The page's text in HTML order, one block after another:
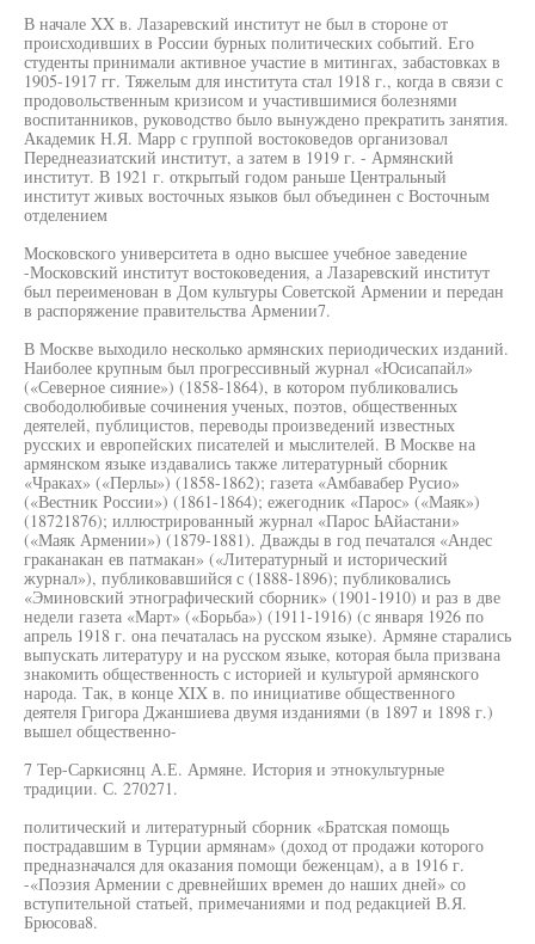
В начале XX в. Лазаревский институт не был в стороне от
происходивших в России бурных политических событий. Его
студенты принимали активное участие в митингах, забастовках в
1905-1917 гг. Тяжелым для института стал 1918 г., когда в связи с
продовольственным кризисом и участившимися болезнями
воспитанников, руководство было вынуждено прекратить занятия.
Академик Н.Я. Марр с группой востоковедов организовал
Переднеазиатский институт, а затем в 1919 г. - Армянский
институт. В 1921 г. открытый годом раньше Центральный
институт живых восточных языков был объединен с Восточным
отделением
Московского университета в одно высшее учебное заведение
-Московский институт востоковедения, а Лазаревский институт
был переименован в Дом культуры Советской Армении и передан
в распоряжение правительства Армении7.
В Москве выходило несколько армянских периодических изданий.
Наиболее крупным был прогрессивный журнал «Юсисапайл»
(«Северное сияние») (1858-1864), в котором публиковались
свободолюбивые сочинения ученых, поэтов, общественных
деятелей, публицистов, переводы произведений известных
русских и европейских писателей и мыслителей. В Москве на
армянском языке издавались также литературный сборник
«Чраках» («Перлы») (1858-1862); газета «Амбавабер Русио»
(«Вестник России») (1861-1864); ежегодник «Парос» («Маяк»)
(18721876); иллюстрированный журнал «Парос ЬАйастани»
(«Маяк Армении») (1879-1881). Дважды в год печатался «Андес
граканакан ев патмакан» («Литературный и исторический
журнал»), публиковавшийся с (1888-1896); публиковались
«Эминовский этнографический сборник» (1901-1910) и раз в две
недели газета «Март» («Борьба») (1911-1916) (с января 1926 по
апрель 1918 г. она печаталась на русском языке). Армяне старались
выпускать литературу и на русском языке, которая была призвана
знакомить общественность с историей и культурой армянского
народа. Так, в конце XIX в. по инициативе общественного
деятеля Григора Джаншиева двумя изданиями (в 1897 и 1898 г.)
вышел общественно-
7 Тер-Саркисянц А.Е. Армяне. История и этнокультурные
традиции. С. 270271.
политический и литературный сборник «Братская помощь
пострадавшим в Турции армянам» (доход от продажи которого
предназначался для оказания помощи беженцам), а в 1916 г.
-«Поэзия Армении с древнейших времен до наших дней» со
вступительной статьей, примечаниями и под редакцией В.Я.
Брюсова8.